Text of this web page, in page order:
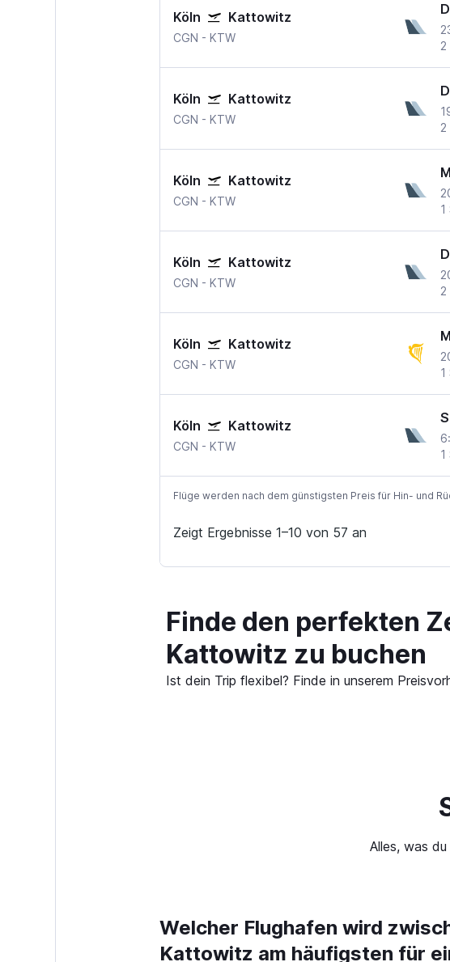
Köln Kattowitz
CGN - KTW
2
Köln Kattowitz
CGN - KTW
2
Köln Kattowitz
CGN - KTW
1
Köln Kattowitz
CGN - KTW
2
Köln Kattowitz
CGN - KTW
1
Köln Kattowitz
CGN - KTW
1
Flüge werden nach dem günstigsten Preis für Hin- und
Zeigt Ergebnisse 1–10 von 57 an
Finde den perfekten
Kattowitz zu buchen
Ist dein Trip flexibel? Finde in unserem
Alles, was
Welcher Flughafen wird
Kattowitz am häufigsten für